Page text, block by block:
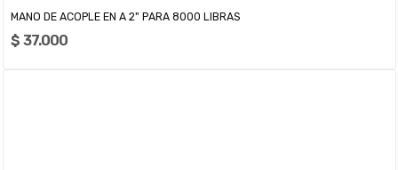
MANO DE ACOPLE EN A 2" PARA 8000 LIBRAS
$ 37.000